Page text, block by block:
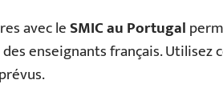
avec leSMIC au Portugal
enseignants français. Utilisez